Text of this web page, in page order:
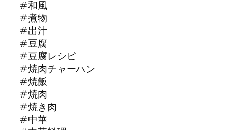
#和風
#煮物
#出汁
#豆腐
#豆腐レシピ
#焼肉チャーハン
#焼飯
#焼肉
#焼き肉
#中華